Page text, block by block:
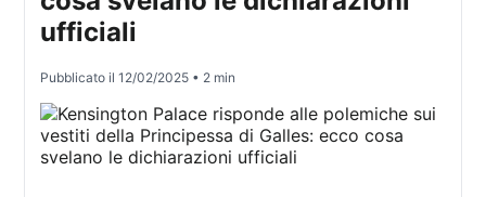
ufficiali
Pubblicato il12/02/2025 • 2 min